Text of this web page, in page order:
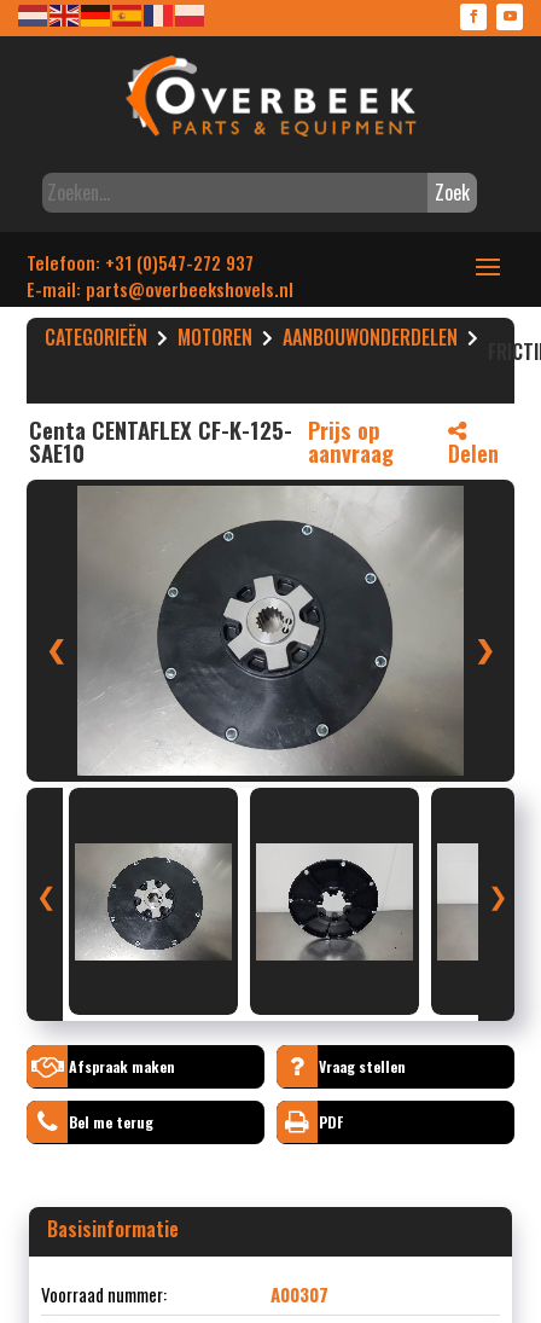
Zoek
Telefoon: +31 (0)547-272 937
E-mail: parts@overbeekshovels.nl
CATEGORIEËN MOTOREN AANBOUWONDERDELEN
Centa CENTAFLEX CF-K-125-
SAE10
Prijs op
aanvraag Delen
❮ ❯
❮ ❯
Afspraak maken Vraag stellen
Bel me terug PDF
Basisinformatie
Voorraad nummer:
A00307